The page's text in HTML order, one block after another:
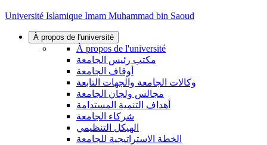
Université Islamique Imam Muhammad bin Saoud
À propos de l'université
À propos de l'université
مكتب رئيس الجامعة
أوقاف الجامعة
وكالات الجامعة والجهات التابعة
مجالس ولجان الجامعة
أهداف التنمية المستدامة
شركاء الجامعة
الهيكل التنظيمي
الخطة الاستراتيجية للجامعة